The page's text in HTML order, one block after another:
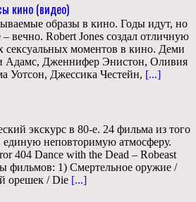
кино (видео)
образы в кино. Годы идут, но
– вечно. Robert Jones создал отличную
моментов в кино. Деми
Дженнифер Энистон, Оливия
Уотсон, Джессика Честейн, [...]
экскурс в 80-е. 24 фильма из того
неповторимую атмосферу.
404 Dance with the Dead – Robeast
фильмов: 1) Смертельное оружие /
орешек / Die [...]